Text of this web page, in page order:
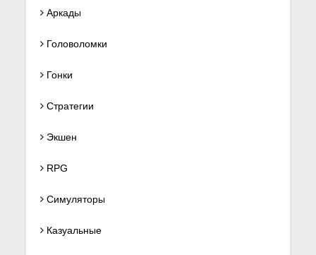
Аркады
Головоломки
Гонки
Стратегии
Экшен
RPG
Симуляторы
Казуальные